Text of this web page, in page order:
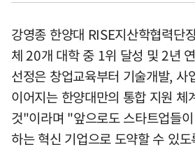
강영종 한양대 RISE지산학협력단
체 20개 대학 중 1위 달성 및 2년
선정은 창업교육부터 기술개발, 사
이어지는 한양대만의 통합 지원 체
것"이라며 "앞으로도 스타트업들
하는 혁신 기업으로 도약할 수 있